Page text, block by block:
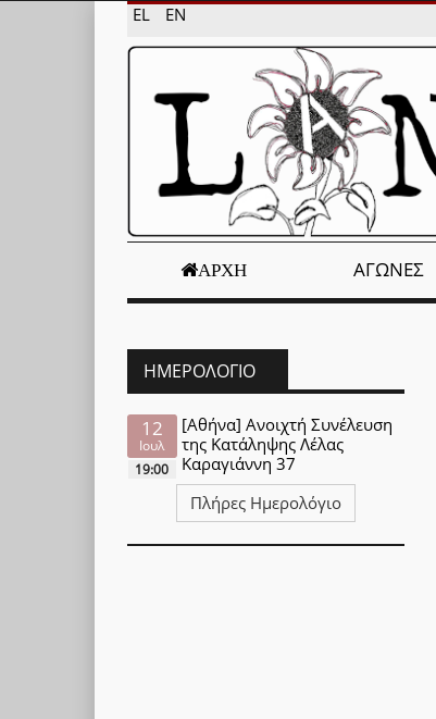
EL EN
ΑΡΧΉ ΑΓΏΝΕΣ
ΗΜΕΡΟΛΌΓΙΟ
12
Ιουλ
19:00
[Αθήνα] Ανοιχτή Συνέλευση
της Κατάληψης Λέλας
Καραγιάννη 37
Πλήρες Ημερολόγιο